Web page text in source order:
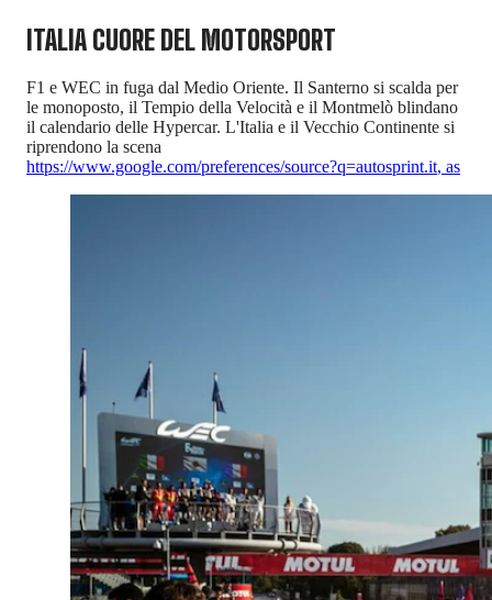
ITALIA CUORE DEL MOTORSPORT
F1 e WEC in fuga dal Medio Oriente. Il Santerno si scalda per
le monoposto, il Tempio della Velocità e il Montmelò blindano
il calendario delle Hypercar. L'Italia e il Vecchio Continente si
riprendono la scena
https://www.google.com/preferences/source?q=autosprint.it, as